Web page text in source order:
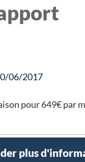
06/2017
pour 649€ par
plus